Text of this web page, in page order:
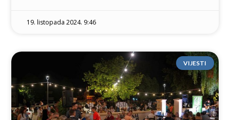
19. listopada 2024. 9:46
VIJESTI